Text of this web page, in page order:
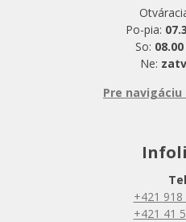
Po-pia:
So:
Ne:
Pre
+421
+421 41